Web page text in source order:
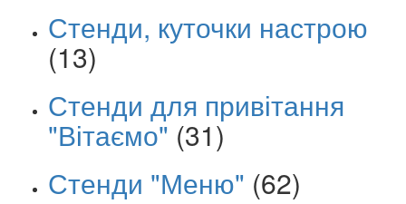
Стенди, куточки настрою
(13)
Стенди для привітання
"Вітаємо" (31)
Стенди "Меню" (62)